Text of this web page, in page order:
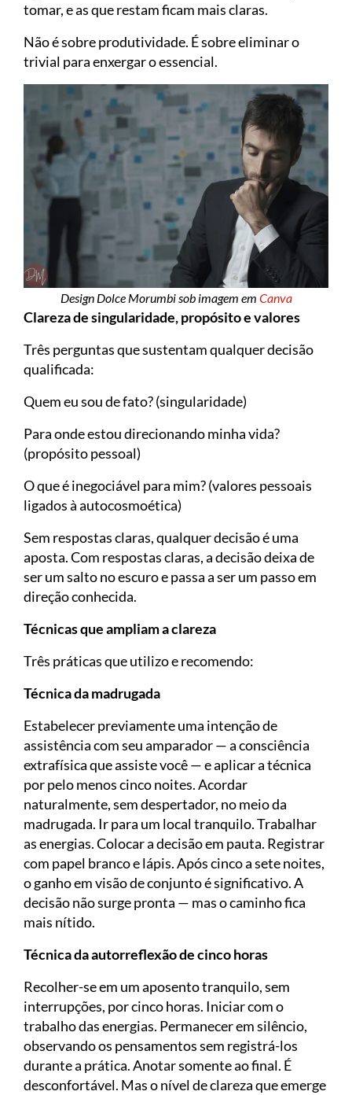
tomar, e as que restam ficam mais claras.
Não é sobre produtividade. É sobre eliminar o
trivial para enxergar o essencial.
Design Dolce Morumbi sob imagem em Canva
Clareza de singularidade, propósito e valores
Três perguntas que sustentam qualquer decisão
qualificada:
Quem eu sou de fato? (singularidade)
Para onde estou direcionando minha vida?
(propósito pessoal)
O que é inegociável para mim? (valores pessoais
ligados à autocosmoética)
Sem respostas claras, qualquer decisão é uma
aposta. Com respostas claras, a decisão deixa de
ser um salto no escuro e passa a ser um passo em
direção conhecida.
Técnicas que ampliam a clareza
Três práticas que utilizo e recomendo:
Técnica da madrugada
Estabelecer previamente uma intenção de
assistência com seu amparador — a consciência
extrafísica que assiste você — e aplicar a técnica
por pelo menos cinco noites. Acordar
naturalmente, sem despertador, no meio da
madrugada. Ir para um local tranquilo. Trabalhar
as energias. Colocar a decisão em pauta. Registrar
com papel branco e lápis. Após cinco a sete noites,
o ganho em visão de conjunto é significativo. A
decisão não surge pronta — mas o caminho fica
mais nítido.
Técnica da autorreflexão de cinco horas
Recolher-se em um aposento tranquilo, sem
interrupções, por cinco horas. Iniciar com o
trabalho das energias. Permanecer em silêncio,
observando os pensamentos sem registrá-los
durante a prática. Anotar somente ao final. É
desconfortável. Mas o nível de clareza que emerge